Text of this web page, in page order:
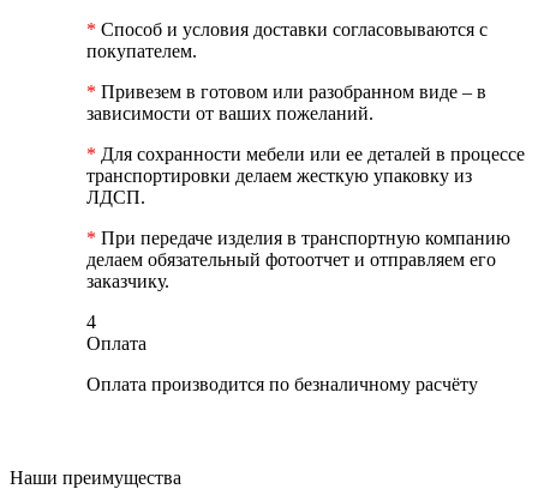
* Способ и условия доставки согласовываются с
покупателем.
* Привезем в готовом или разобранном виде – в
зависимости от ваших пожеланий.
* Для сохранности мебели или ее деталей в процессе
транспортировки делаем жесткую упаковку из
ЛДСП.
* При передаче изделия в транспортную компанию
делаем обязательный фотоотчет и отправляем его
заказчику.
4
Оплата
Оплата производится по безналичному расчёту
Наши преимущества